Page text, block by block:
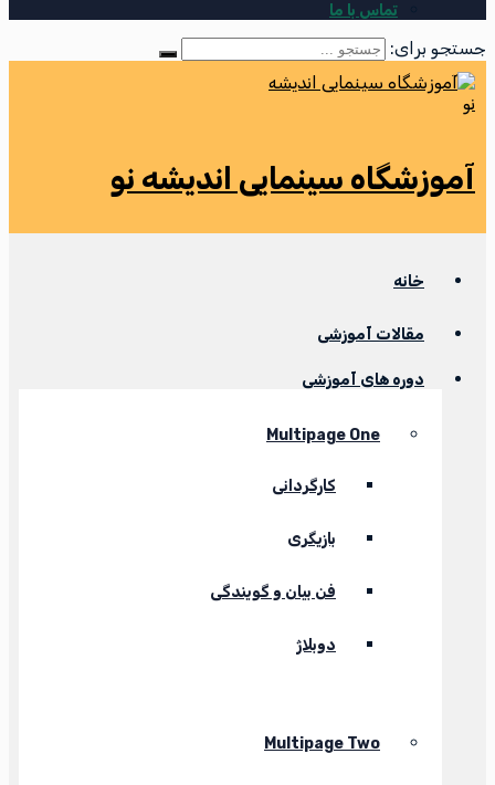
تماس با ما
جستجو برای:
آموزشگاه سینمایی اندیشه نو
خانه
مقالات آموزشی
دوره های آموزشی
Multipage One
کارگردانی
بازیگری
فن بیان و گویندگی
دوبلاژ
Multipage Two